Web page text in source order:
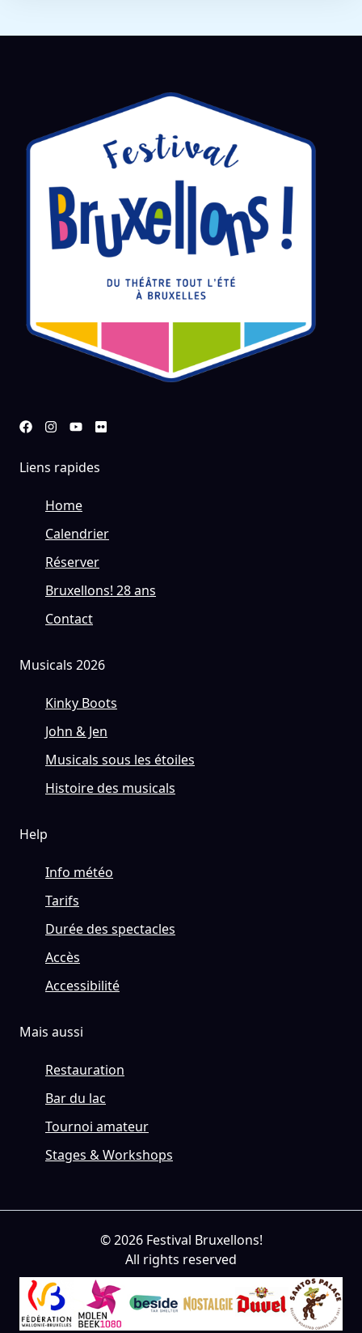
Liens rapides
Home
Calendrier
Réserver
Bruxellons! 28 ans
Contact
Musicals 2026
Kinky Boots
John & Jen
Musicals sous les étoiles
Histoire des musicals
Help
Info météo
Tarifs
Durée des spectacles
Accès
Accessibilité
Mais aussi
Restauration
Bar du lac
Tournoi amateur
Stages & Workshops
© 2026 Festival Bruxellons!
All rights reserved